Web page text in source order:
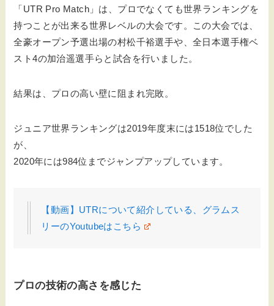
「UTR Pro Match」は、プロでなくても世界ランキングを
持つことが出来る世界レベルの大会です。この大会では、
全豪オープン予選出場の村松千裕選手や、全日本選手権ベ
スト4の加治遥選手らと試合を行いました。
結果は、プロの高い壁に阻まれ完敗。
ジュニア世界ランキングは2019年度末には1518位でした
が、
2020年には984位までジャンプアップしています。
【動画】UTRについて紹介している、グラムス
リーのYoutubeはこちら
プロの技術の高さを感じた